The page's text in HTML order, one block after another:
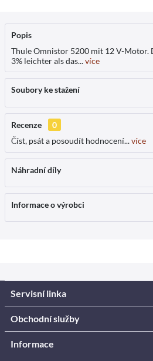
Popis
Thule Omnistor 5200 mit 12 V-Motor.
3% leichter als das...více
Soubory ke stažení
Recenze
0
Číst, psát a posoudít hodnocení...více
Náhradní díly
Informace o výrobci
Servisní linka
Obchodní služby
Informace